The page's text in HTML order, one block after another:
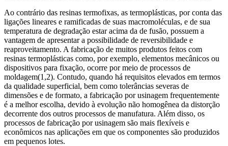
Ao contrário das resinas termofixas, as termoplásticas, por conta das
ligações lineares e ramificadas de suas macromoléculas, e de sua
temperatura de degradação estar acima da de fusão, possuem a
vantagem de apresentar a possibilidade de reversibilidade e
reaproveitamento. A fabricação de muitos produtos feitos com
resinas termoplásticas como, por exemplo, elementos mecânicos ou
dispositivos para fixação, ocorre por meio de processos de
moldagem(1,2). Contudo, quando há requisitos elevados em termos
da qualidade superficial, bem como tolerâncias severas de
dimensões e de formato, a fabricação por usinagem frequentemente
é a melhor escolha, devido à evolução não homogênea da distorção
decorrente dos outros processos de manufatura. Além disso, os
processos de fabricação por usinagem são mais flexíveis e
econômicos nas aplicações em que os componentes são produzidos
em pequenos lotes.